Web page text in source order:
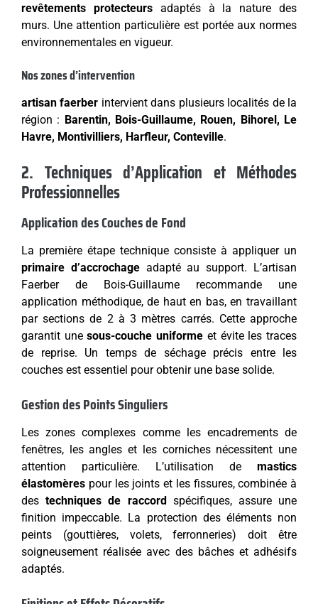
revêtements protecteursadaptés à la nature des
murs. Une attention particulière est portée aux normes
environnementales en vigueur.
Nos zones d’intervention
artisan faerber intervient dans plusieurs localités de la
région : Barentin, Bois-Guillaume, Rouen, Bihorel, Le
Havre, Montivilliers, Harfleur, Conteville.
2. Techniques d’Application et Méthodes
Professionnelles
Application des Couches de Fond
La première étape technique consiste à appliquer un
primaire d’accrochageadapté au support. L’artisan
Faerber de Bois-Guillaume recommande une
application méthodique, de haut en bas, en travaillant
par sections de 2 à 3 mètres carrés. Cette approche
garantit unesous-couche uniforme et évite les traces
de reprise. Un temps de séchage précis entre les
couches est essentiel pour obtenir une base solide.
Gestion des Points Singuliers
Les zones complexes comme les encadrements de
fenêtres, les angles et les corniches nécessitent une
attention particulière. L’utilisation de mastics
élastomères pour les joints et les fissures, combinée à
destechniques de raccordspécifiques, assure une
finition impeccable. La protection des éléments non
peints (gouttières, volets, ferronneries) doit être
soigneusement réalisée avec des bâches et adhésifs
adaptés.